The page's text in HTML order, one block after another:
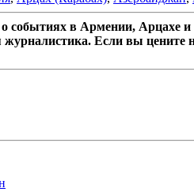
в Армении, Арцахе
журналистика. Если вы